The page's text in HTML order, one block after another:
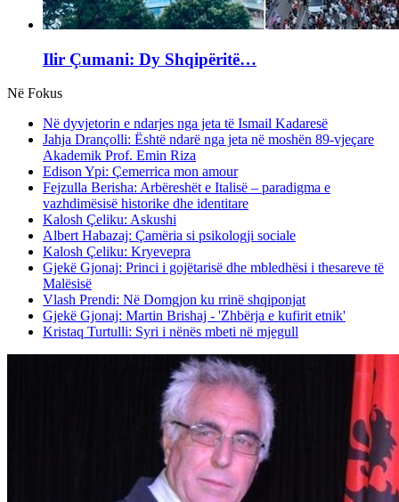
Ilir Çumani: Dy Shqipëritë…
Në Fokus
Në dyvjetorin e ndarjes nga jeta të Ismail Kadaresë
Jahja Drançolli: Është ndarë nga jeta në moshën 89-vjeçare
Akademik Prof. Emin Riza
Edison Ypi: Çemerrica mon amour
Fejzulla Berisha: Arbëreshët e Italisë – paradigma e
vazhdimësisë historike dhe identitare
Kalosh Çeliku: Askushi
Albert Habazaj: Çamëria si psikologji sociale
Kalosh Çeliku: Kryevepra
Gjekë Gjonaj: Princi i gojëtarisë dhe mbledhësi i thesareve të
Malësisë
Vlash Prendi: Në Domgjon ku rrinë shqiponjat
Gjekë Gjonaj: Martin Brishaj - 'Zhbërja e kufirit etnik'
Kristaq Turtulli: Syri i nënës mbeti në mjegull